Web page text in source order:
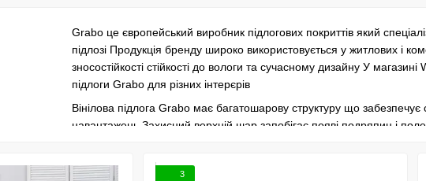
Grabo це європейський виробник підлогових покриттів який
підлозі Продукція бренду широко використовується у житлових і
зносостійкості стійкості до вологи та сучасному дизайну У
підлоги Grabo для різних інтерєрів
Вінілова підлога Grabo має багатошарову структуру що забезпечує
навантажень Захисний верхній шар запобігає появі подряпин і
Переваги вінілової підлоги Grabo
3